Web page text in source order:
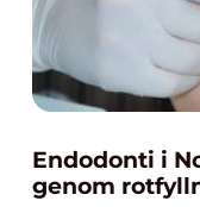
Endodonti i
genom